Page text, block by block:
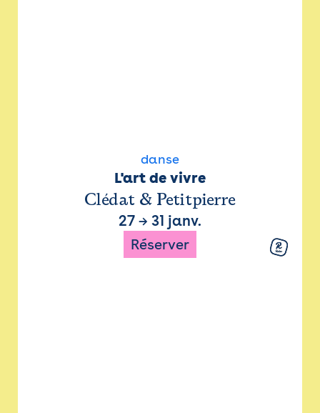
danse
L'art de vivre
Clédat & Petitpierre
27 → 31 janv.
Réserver